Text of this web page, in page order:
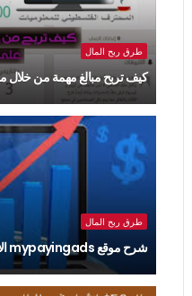
طرق ربح المال
كيف تربح مبالغ مهمة من
طرق ربح المال
شرح موقع mypayingads الاستثماري